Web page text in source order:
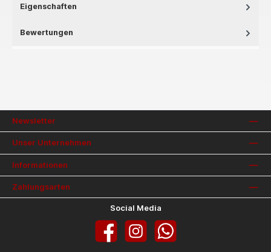
Eigenschaften
Bewertungen
Newsletter
Unser Unternehmen
Informationen
Zahlungsarten
Social Media
Facebook InstagramWhatsApp